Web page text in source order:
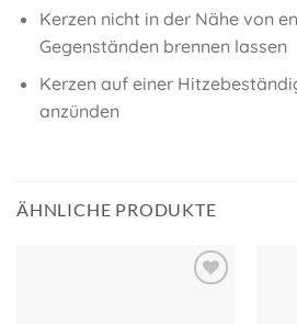
Kerzen nicht in der Nähe von
Gegenständen brennen lassen
Kerzen auf einer
anzünden
ÄHNLICHE PRODUKTE